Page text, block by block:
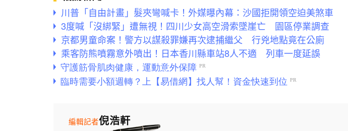
川普「自由計畫」髮夾彎喊卡！外媒曝內幕：沙國拒開領空迫美煞車
3度喊「沒綁緊」遭無視！四川少女高空滑索墜崖亡 園區停業調查
京都男童命案！警方以謀殺罪嫌再次逮捕繼父 行兇地點竟在公廁
乘客防熊噴霧意外噴出！日本香川縣車站8人不適 列車一度延誤
倪浩軒
編輯記者